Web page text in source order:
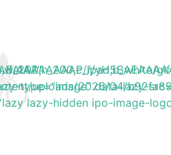
uploads/2026/04/
type="image" data-lazy-
lazy-hidden ipo-image-